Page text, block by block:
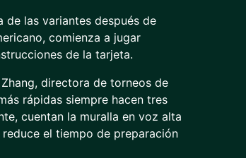
de las variantes después de
comienza a jugar
de la tarjeta.
directora de torneos de
rápidas siempre hacen tres
cuentan la muralla en voz alta
el tiempo de preparación